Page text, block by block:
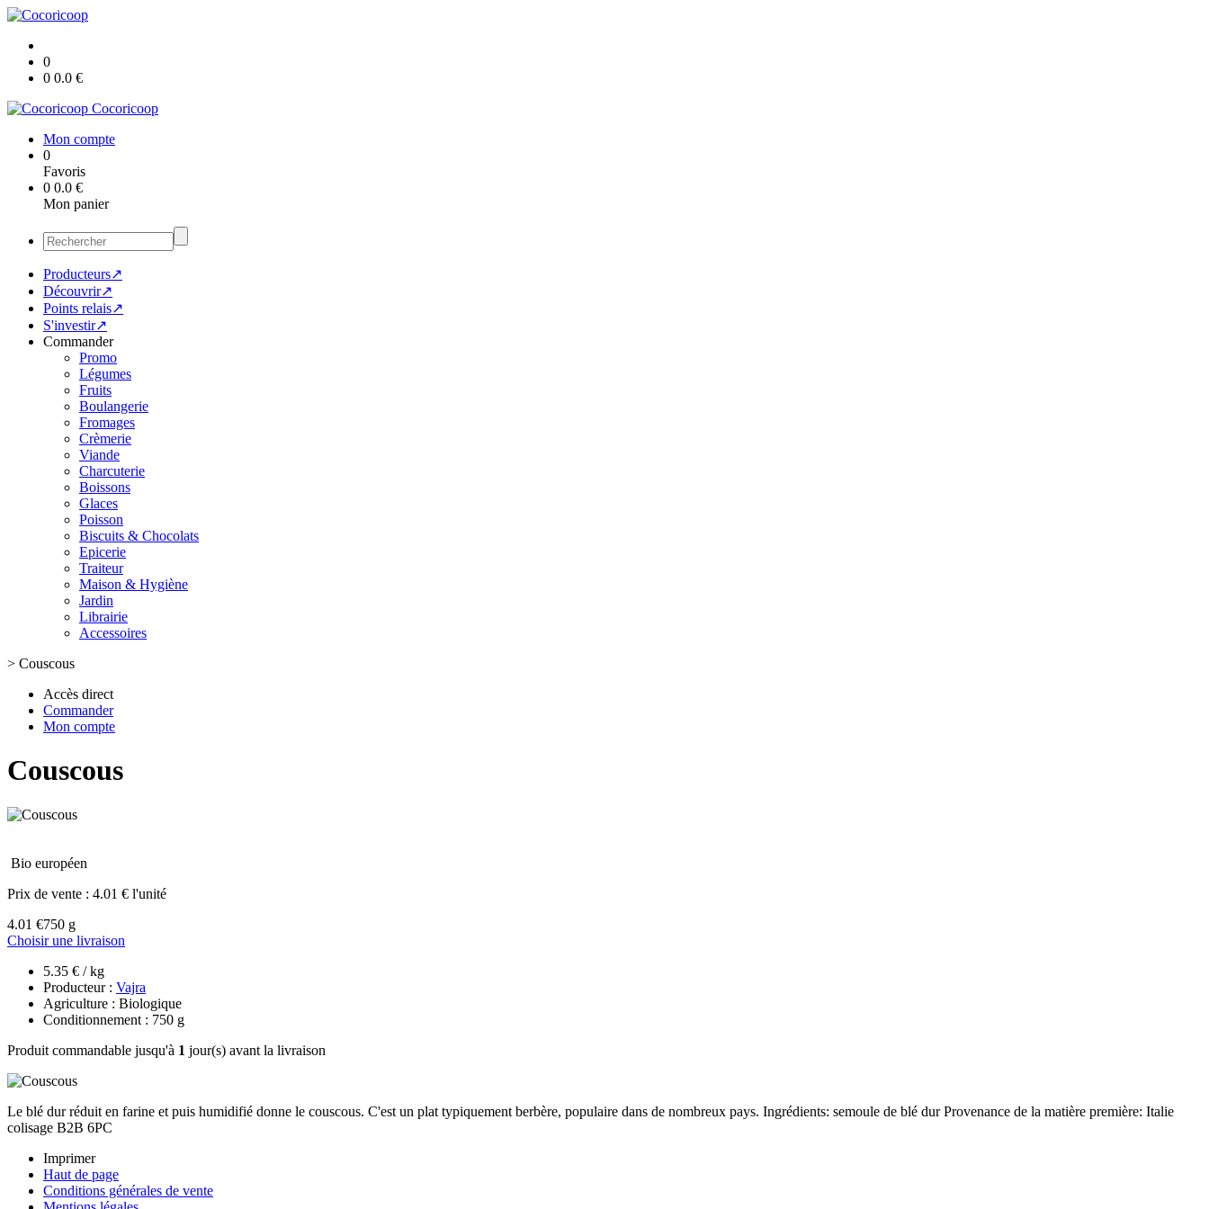
0
0 0.0 €
Cocoricoop
Mon compte
0
Favoris
0 0.0 €
Mon panier
Producteurs↗
Découvrir↗
Points relais↗
S'investir↗
Commander
Promo
Légumes
Fruits
Boulangerie
Fromages
Crèmerie
Viande
Charcuterie
Boissons
Glaces
Poisson
Biscuits & Chocolats
Epicerie
Traiteur
Maison & Hygiène
Jardin
Librairie
Accessoires
> Couscous
Accès direct
Commander
Mon compte
Couscous
Bio européen
Prix de vente : 4.01 € l'unité
4.01 €750 g
Choisir une livraison
5.35 € / kg
Producteur : Vajra
Agriculture : Biologique
Conditionnement : 750 g
Produit commandable jusqu'à 1 jour(s) avant la livraison
Le blé dur réduit en farine et puis humidifié donne le couscous. C'est un plat typiquement berbère, populaire dans de nombreux pays. Ingrédients: semoule de blé dur Provenance de la matière première: Italie
colisage B2B 6PC
Imprimer
Haut de page
Conditions générales de vente